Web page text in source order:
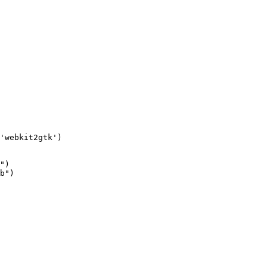
' webkit2gtk ' )
" )
" )